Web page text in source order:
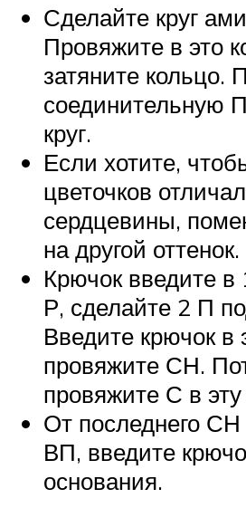
Сделайте круг
Провяжите в это
затяните кольцо.
соединительную
круг.
Если хотите,
цветочков
сердцевины,
на другой оттенок.
Крючок введите
Р, сделайте 2 П
Введите крючок в
провяжите СН.
провяжите С в
От последнего
ВП, введите
основания.